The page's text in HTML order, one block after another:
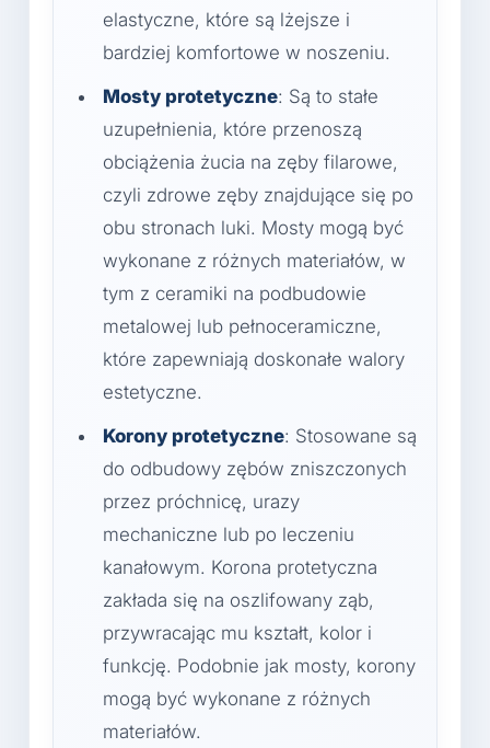
elastyczne, które są lżejsze i
bardziej komfortowe w noszeniu.
Mosty protetyczne: Są to stałe
uzupełnienia, które przenoszą
obciążenia żucia na zęby filarowe,
czyli zdrowe zęby znajdujące się po
obu stronach luki. Mosty mogą być
wykonane z różnych materiałów, w
tym z ceramiki na podbudowie
metalowej lub pełnoceramiczne,
które zapewniają doskonałe walory
estetyczne.
Korony protetyczne: Stosowane są
do odbudowy zębów zniszczonych
przez próchnicę, urazy
mechaniczne lub po leczeniu
kanałowym. Korona protetyczna
zakłada się na oszlifowany ząb,
przywracając mu kształt, kolor i
funkcję. Podobnie jak mosty, korony
mogą być wykonane z różnych
materiałów.